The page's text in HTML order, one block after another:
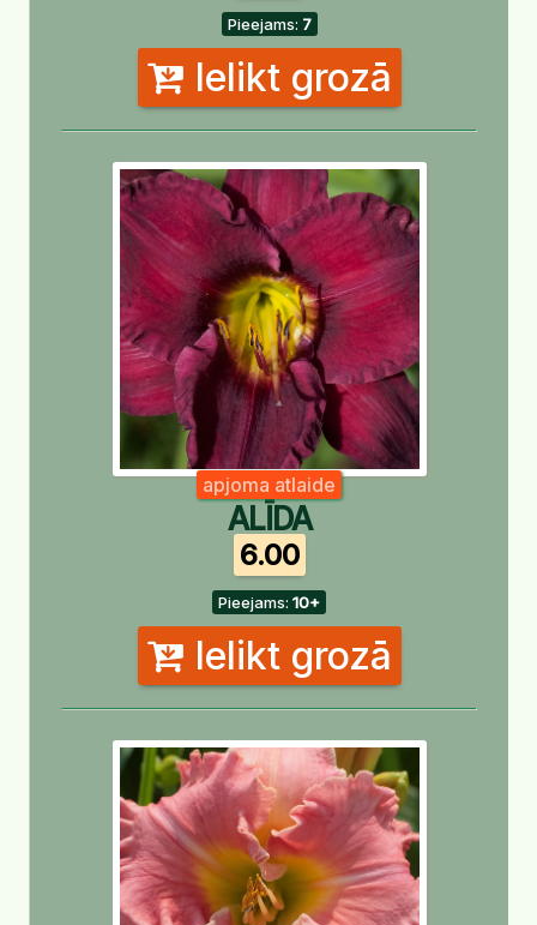
Pieejams: 7
Ielikt grozā
apjoma atlaide
ALĪDA
6.00
Pieejams: 10+
Ielikt grozā